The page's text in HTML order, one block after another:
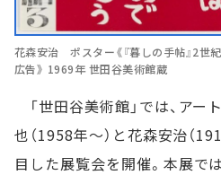
花森安治 ポスター《『暮しの手帖』2世
広告》 1969年 世田谷美術館蔵
「世田谷美術館」では、アー
也（1958年～）と花森安治（
目した展覧会を開催。本展で